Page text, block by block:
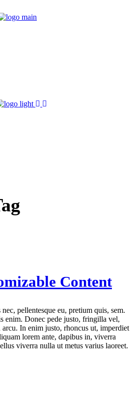
Content
pellentesque eu, pretium quis, sem.
enim. Donec pede justo, fringilla vel,
In enim justo, rhoncus ut, imperdiet
lorem ante, dapibus in, viverra
viverra nulla ut metus varius laoreet.